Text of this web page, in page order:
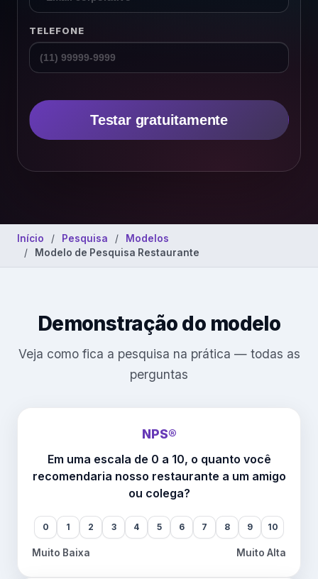
TELEFONE
Testar gratuitamente
Início Pesquisa
Modelos
Modelo de Pesquisa Restaurante
Demonstração do modelo
Veja como fica a pesquisa na prática — todas as
perguntas
NPS®
Em uma escala de 0 a 10, o quanto você
recomendaria nosso restaurante a um amigo
ou colega?
0 1 2 3 4 5 6 7 8 9 10
Muito Baixa Muito Alta